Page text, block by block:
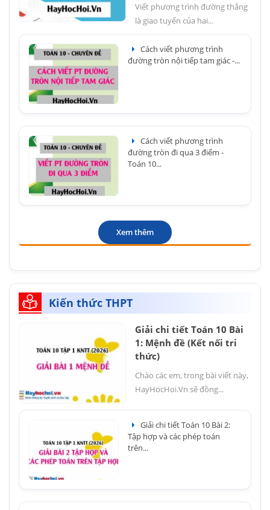
Viết phương trình đường thẳng
là giao tuyến của hai...
Cách viết phương trình
đường tròn nội tiếp tam giác -...
Cách viết phương trình
đường tròn đi qua 3 điểm -
Toán 10...
Xem thêm
Kiến thức THPT
Giải chi tiết Toán 10 Bài
1: Mệnh đề (Kết nối tri
thức)
Chào các em, trong bài viết này,
HayHocHoi.Vn sẽ đồng...
Giải chi tiết Toán 10 Bài 2:
Tập hợp và các phép toán
trên...